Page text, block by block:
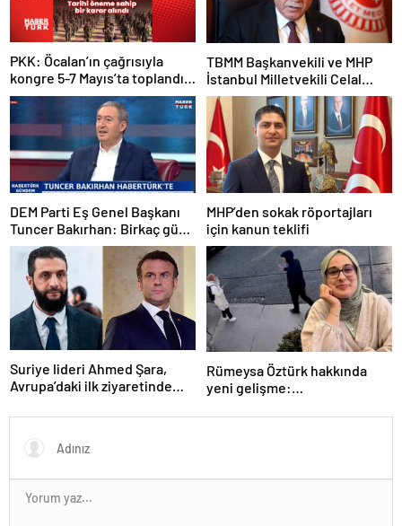
PKK: Öcalan’ın çağrısıyla
kongre 5-7 Mayıs’ta toplandı!
Tarihi bir karar alındı!
TBMM Başkanvekili ve MHP
İstanbul Milletvekili Celal
Adan: Kan ve kin devri
kapanmıştır
DEM Parti Eş Genel Başkanı
Tuncer Bakırhan: Birkaç gün
içerisinde kongre kararları
açıklanacak
MHP’den sokak röportajları
için kanun teklifi
Suriye lideri Ahmed Şara,
Avrupa’daki ilk ziyaretinde
Rümeysa Öztürk hakkında
yeni gelişme:
geciktirilmemesini istedi